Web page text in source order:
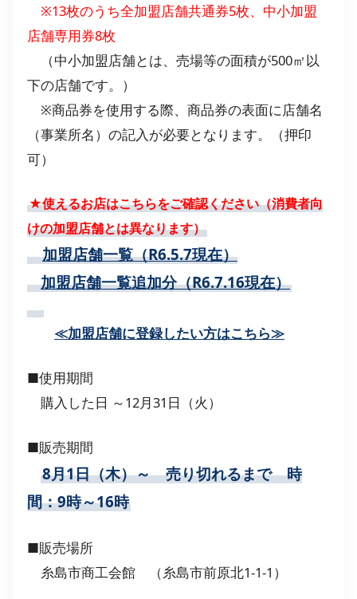
※13枚のうち全加盟店舗共通券5枚、中小加盟
店舗専用券8枚
（中小加盟店舗とは、売場等の面積が500㎡以
下の店舗です。）
※商品券を使用する際、商品券の表面に店舗名
（事業所名）の記入が必要となります。（押印
可）
★使えるお店はこちらをご確認ください（消費者向
けの加盟店舗とは異なります）
加盟店舗一覧（R6.5.7現在）
加盟店舗一覧追加分（R6.7.16現在）
≪加盟店舗に登録したい方はこちら≫
■使用期間
購入した日 ～12月31日（火）
■販売期間
8月1日（木）～ 売り切れるまで 時
間：9時～16時
■販売場所
糸島市商工会館 （糸島市前原北1-1-1）